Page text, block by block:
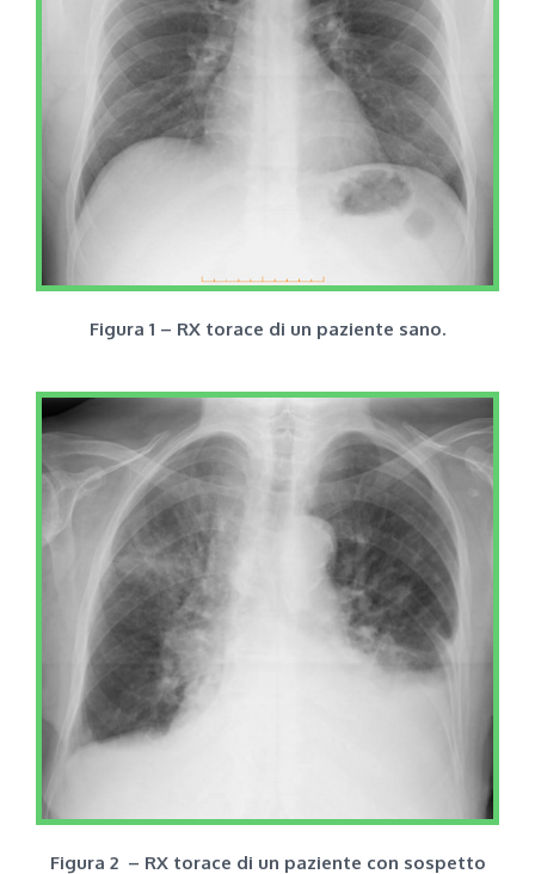
Figura 1 – RX torace di un paziente sano.
Figura 2 – RX torace di un paziente con sospetto